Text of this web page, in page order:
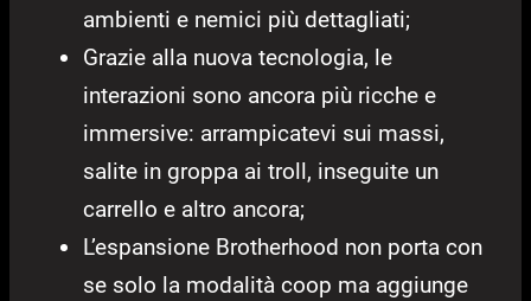
ambienti e nemici più dettagliati;
Grazie alla nuova tecnologia, le
interazioni sono ancora più ricche e
immersive: arrampicatevi sui massi,
salite in groppa ai troll, inseguite un
carrello e altro ancora;
L’espansione Brotherhood non porta con
se solo la modalità coop ma aggiunge